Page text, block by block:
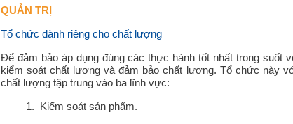
QUẢN TRỊ
Tổ chức dành riêng cho chất lượng
Để đảm bảo áp dụng đúng các thực hành tốt nhất trong suốt
kiểm soát chất lượng và đảm bảo chất lượng. Tổ chức này
chất lượng tập trung vào ba lĩnh vực:
1. Kiểm soát sản phẩm.